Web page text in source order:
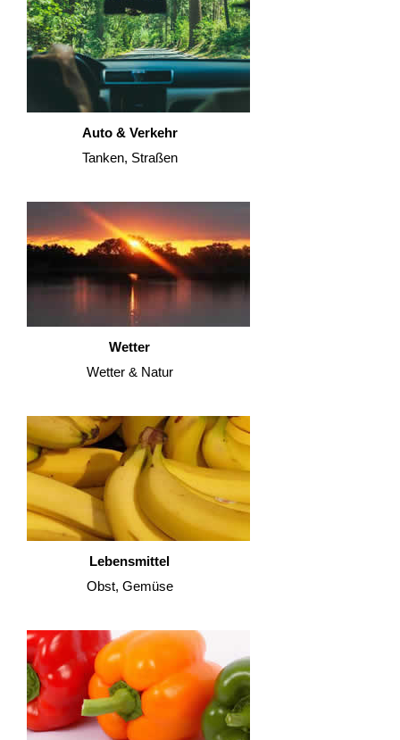
Auto & Verkehr
Tanken, Straßen
Wetter
Wetter & Natur
Lebensmittel
Obst, Gemüse